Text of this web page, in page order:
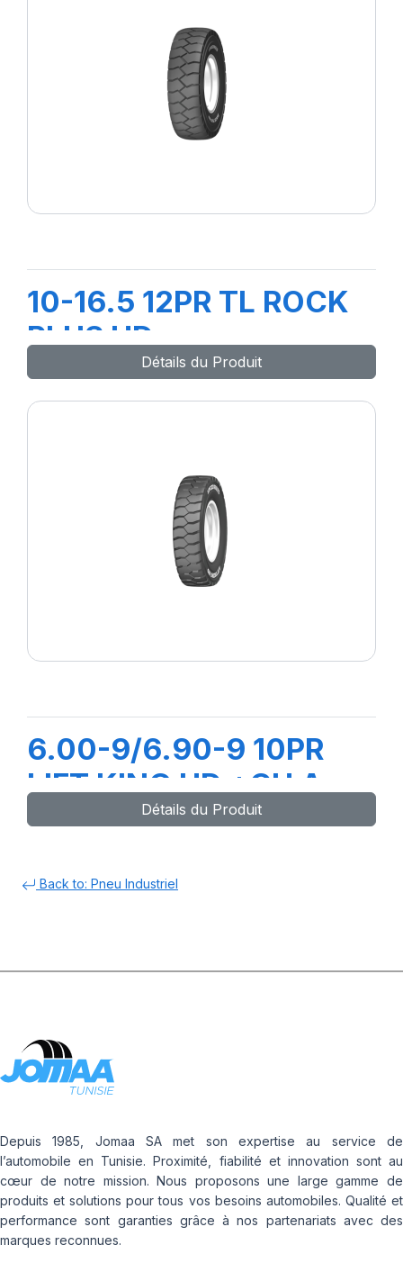
10-16.5 12PR TL ROCK
PLUS HD
Détails du Produit
6.00-9/6.90-9 10PR
LIFT KING HD +CH A
AIR + FLAPDétails du Produit
Back to: Pneu Industriel
Depuis 1985, Jomaa SA met son expertise au service de
l’automobile en Tunisie. Proximité, fiabilité et innovation sont au
cœur de notre mission. Nous proposons une large gamme de
produits et solutions pour tous vos besoins automobiles. Qualité et
performance sont garanties grâce à nos partenariats avec des
marques reconnues.